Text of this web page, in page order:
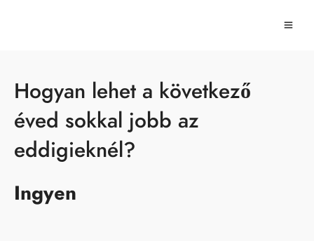
Hogyan lehet a következő
éved sokkal jobb az
eddigieknél?
Ingyen